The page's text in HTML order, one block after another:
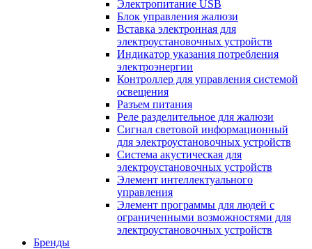
Электропитание USB
Блок управления жалюзи
Вставка электронная для
электроустановочных устройств
Индикатор указания потребления
электроэнергии
Контроллер для управления системой
освещения
Разъем питания
Реле разделительное для жалюзи
Сигнал световой информационный
для электроустановочных устройств
Система акустическая для
электроустановочных устройств
Элемент интеллектуального
управления
Элемент программы для людей с
ограниченными возможностями для
электроустановочных устройств
Бренды